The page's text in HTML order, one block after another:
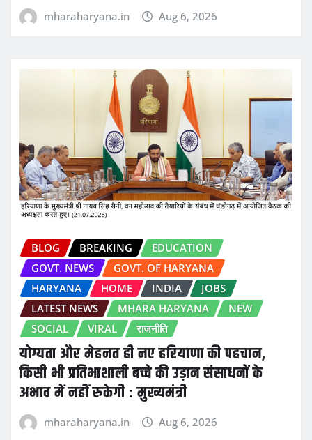
mharaharyana.in Aug 6, 2026
BLOG BREAKING
EDUCATION
GOVT. NEWS
GOVT. OF HARYANA
HARYANA
HOME INDIA
JOBS
LATEST NEWS
MHARA HARYANA
NEW
SOCIAL
VIRAL राजनीति
योग्यता और मेहनत ही नए हरियाणा की पहचान,
किसी भी प्रतिभाशाली बच्चे की उड़ान संसाधनों के
अभाव में नहीं रुकेगी : मुख्यमंत्री
mharaharyana.in Aug 6, 2026